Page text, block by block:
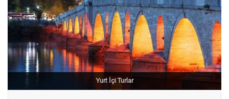
Yurt İçi Turlar